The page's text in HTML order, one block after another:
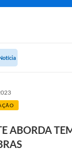
ABORDA